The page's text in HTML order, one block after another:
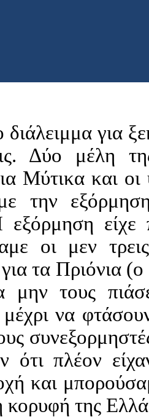
για
Δύο μέλη
Μύτικα και οι
την
εξόρμηση είχε
οι μεν
τα Πριόνια
μην τους
να
ότι πλέον
και
κορυφή της